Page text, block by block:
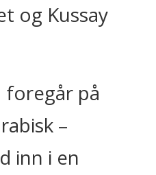
og Kussay
på
–
inn i en